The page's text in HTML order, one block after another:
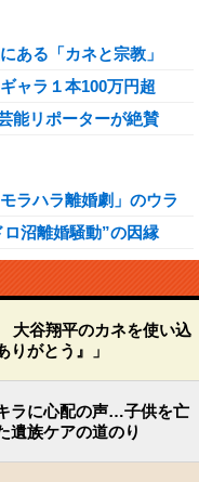
ある「カネと宗教」
ャラ１本100万円超
能リポーターが絶賛
ラハラ離婚劇」のウラ
沼離婚騒動”の因縁
大谷翔平のカネを使い込
りがとう』」
ラに心配の声…子供を亡
遺族ケアの道のり